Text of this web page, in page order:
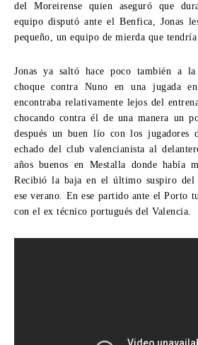
del Moreirense quien aseguró que
equipo disputó ante el Benfica, Jonas
pequeño, un equipo de mierda que tendría
Jonas ya saltó hace poco también a
choque contra Nuno en una jugada
encontraba relativamente lejos del
chocando contra él de una manera un
después un buen lío con los jugadores
echado del club valencianista al
años buenos en Mestalla donde había
Recibió la baja en el último suspiro del
ese verano. En ese partido ante el Porto
con el ex técnico portugués del Valencia.